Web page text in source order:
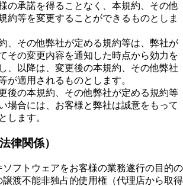
の承諾を得ることなく、本規約、その他
約等を変更することができるものとしま
、その他弊社が定める規約等は、弊社が
その変更内容を通知した時点から効力を
、以降は、変更後の本規約、その他弊社
が適用されるものとします。
後の本規約、その他弊社が定める規約等
場合には、お客様と弊社は誠意をもって
します。
律関係）
フトウェアをお客様の業務遂行の目的の
渡不能非独占的使用権（代理店から取得